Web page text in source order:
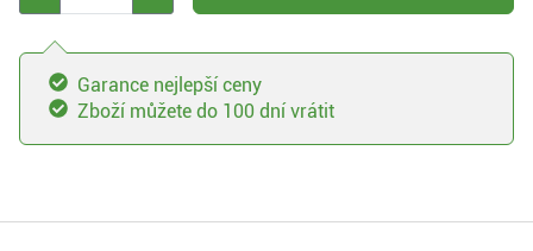
Garance nejlepší ceny
Zboží můžete do 100 dní vrátit